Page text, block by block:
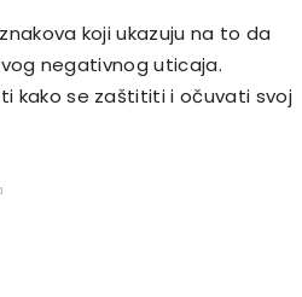
koji ukazuju na to da
negativnog uticaja.
kako se zaštititi i očuvati svoj